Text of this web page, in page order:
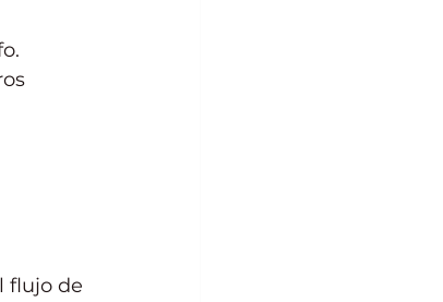
flujo de